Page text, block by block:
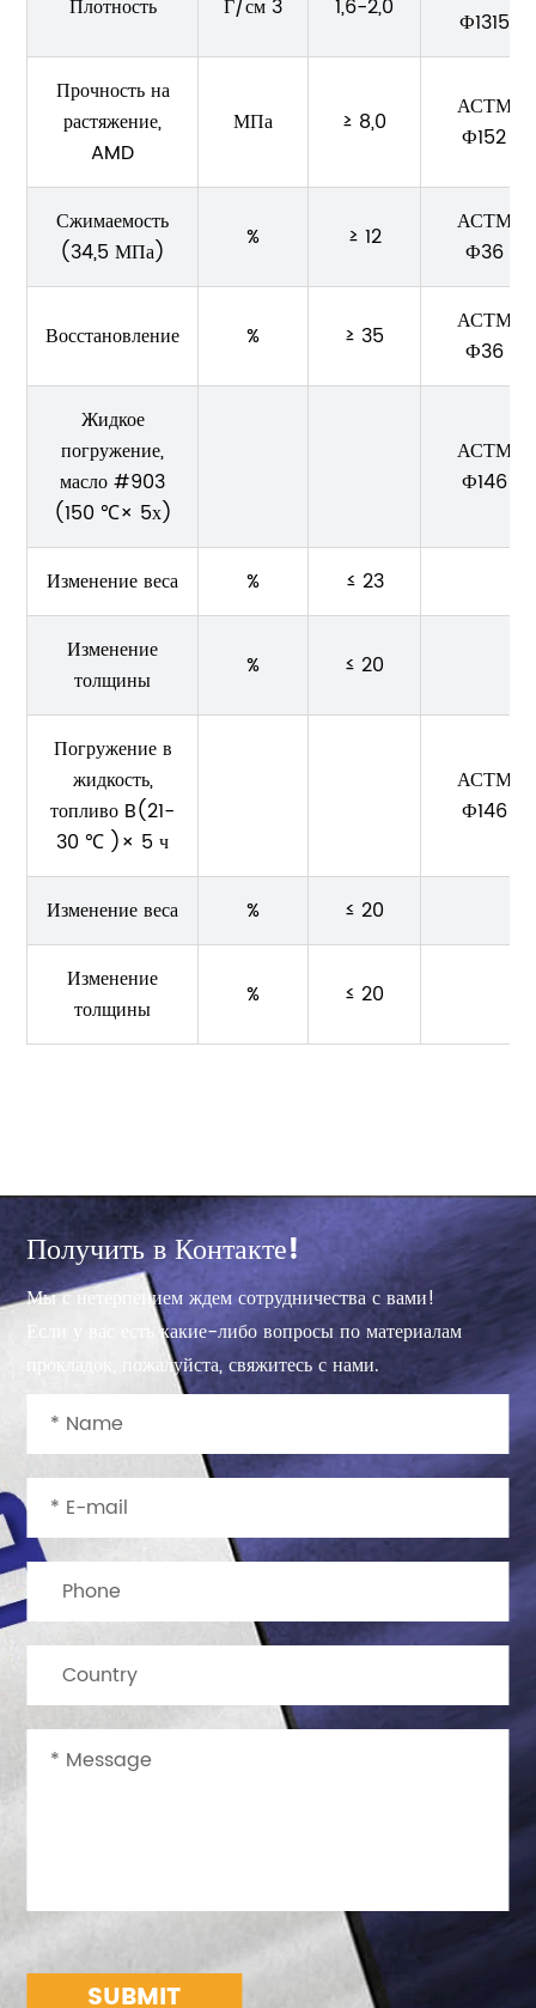
Плотность Г/см 3 1,6-2,0
Ф1315
Прочность на
растяжение,
AMD
МПа ≥ 8,0
АСТМ
Ф152
Сжимаемость
(34,5 МПа)
% ≥ 12
АСТМ
Ф36
Восстановление % ≥ 35
АСТМ
Ф36
Жидкое
погружение,
масло #903
(150 ℃× 5х)
АСТМ
Ф146
Изменение веса % ≤ 23
Изменение
толщины
% ≤ 20
Погружение в
жидкость,
топливо B(21-
30 ℃ )× 5 ч
АСТМ
Ф146
Изменение веса % ≤ 20
Изменение
толщины
% ≤ 20
Получить в Контакте!
Мы с нетерпением ждем сотрудничества с вами!
Если у вас есть какие-либо вопросы по материалам
прокладок, пожалуйста, свяжитесь с нами.
SUBMIT